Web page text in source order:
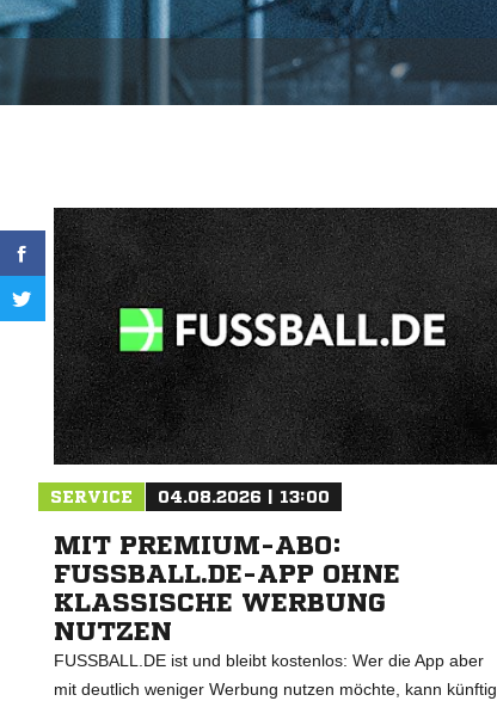
SERVICE 04.08.2026 | 13:00
MIT PREMIUM-ABO:
FUSSBALL.DE-APP OHNE
KLASSISCHE WERBUNG
NUTZEN
FUSSBALL.DE ist und bleibt kostenlos: Wer die App aber
mit deutlich weniger Werbung nutzen möchte, kann künftig